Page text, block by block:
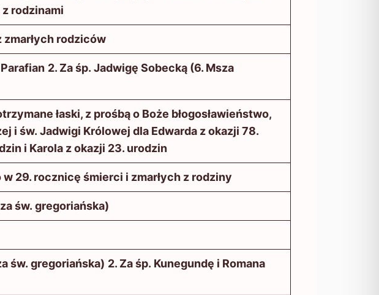
rodzinami
zmarłych rodziców
2. Za śp. Jadwigę Sobecką (6. Msza
łaski, z prośbą o Boże błogosławieństwo,
i św. Jadwigi Królowej dla Edwarda z okazji 78.
i Karola z okazji 23. urodzin
29. rocznicę śmierci i zmarłych z rodziny
św. gregoriańska)
św. gregoriańska) 2. Za śp. Kunegundę i Romana